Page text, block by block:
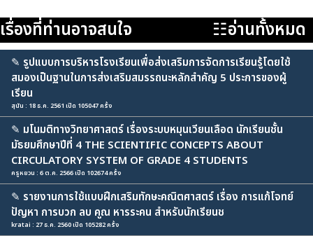
เรื่องที่ท่านอาจสนใจ ☷อ่านทั้งหมด
✎ รูปแบบการบริหารโรงเรียนเพื่อส่งเสริมการจัดการเรียนรู้โดยใช้
สมองเป็นฐานในการส่งเสริมสมรรถนะหลักสำคัญ 5 ประการของผู้
เรียน
สุนัน : 18 ธ.ค. 2561 เปิด 105047 ครั้ง
✎ มโนมติทางวิทยาศาสตร์ เรื่องระบบหมุนเวียนเลือด นักเรียนชั้น
มัธยมศึกษาปีที่ 4 THE SCIENTIFIC CONCEPTS ABOUT
CIRCULATORY SYSTEM OF GRADE 4 STUDENTS
ครูหยวน : 6 ต.ค. 2566 เปิด 102674 ครั้ง
✎ รายงานการใช้แบบฝึกเสริมทักษะคณิตศาสตร์ เรื่อง การแก้โจทย์
ปัญหา การบวก ลบ คูณ หารระคน สำหรับนักเรียนช
kratai : 27 ธ.ค. 2560 เปิด 105282 ครั้ง